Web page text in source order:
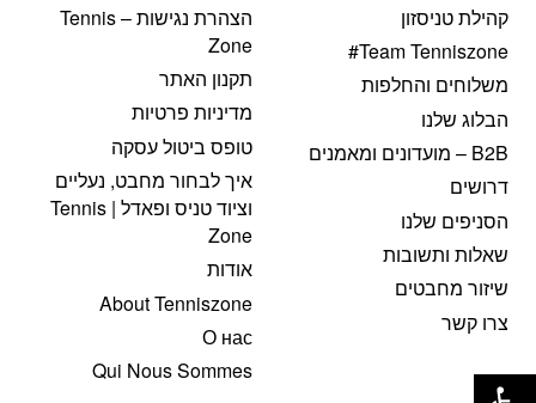
קהילת טניסזון
Team Tenniszone#
משלוחים והחלפות
הבלוג שלנו
B2B – מועדונים ומאמנים
דרושים
הסניפים שלנו
שאלות ותשובות
שיזור מחבטים
צרו קשר
הצהרת נגישות – Tennis
Zone
תקנון האתר
מדיניות פרטיות
טופס ביטול עסקה
איך לבחור מחבט, נעליים
וציוד טניס ופאדל | Tennis
Zone
אודות
About Tenniszone
О нас
Qui Nous Sommesפתח סרגל נגישות